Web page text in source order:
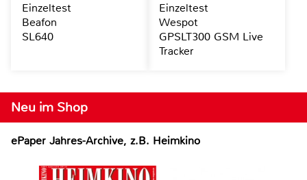
Neu im Shop
ePaper Jahres-Archive, z.B. Heimkino
Einzeltest
Beafon
SL640
Einzeltest
Wespot
GPSLT300 GSM Live
Tracker